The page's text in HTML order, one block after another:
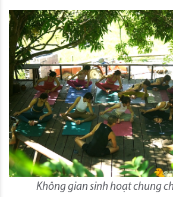
Không gian sinh hoạt chung